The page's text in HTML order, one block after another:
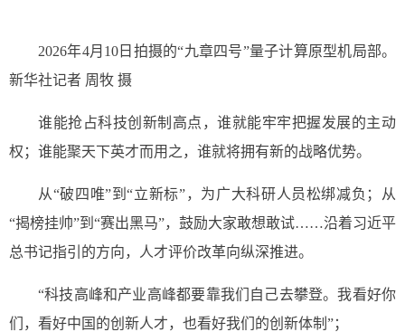
2026年4月10日拍摄的“九章四号”量子计算原型机局部。
新华社记者 周牧 摄
谁能抢占科技创新制高点，谁就能牢牢把握发展的主动
权；谁能聚天下英才而用之，谁就将拥有新的战略优势。
从“破四唯”到“立新标”，为广大科研人员松绑减负；从
“揭榜挂帅”到“赛出黑马”，鼓励大家敢想敢试……沿着习近平
总书记指引的方向，人才评价改革向纵深推进。
“科技高峰和产业高峰都要靠我们自己去攀登。我看好你
们，看好中国的创新人才，也看好我们的创新体制”；